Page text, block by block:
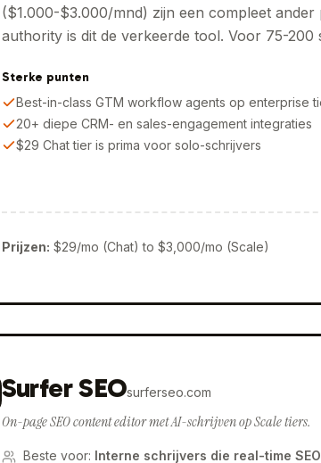
($1.000-$3.000/mnd) zijn een compleet
authority is dit de verkeerde tool. Voor 75-
Sterke punten
Best-in-class GTM workflow agents op enterprise
20+ diepe CRM- en sales-engagement integraties
$29 Chat tier is prima voor solo-schrijvers
Prijzen: $29/mo (Chat) to $3,000/mo (Scale)
Surfer SEOsurferseo.com
On-page SEO content editor met AI-schrijven op Scale tiers.
Beste voor: Interne schrijvers die real-time